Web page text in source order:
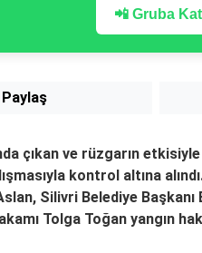
📲 Gruba
Paylaş
çıkan ve rüzgarın
kontrol altına
Silivri Belediye
Tolga Toğan yangın